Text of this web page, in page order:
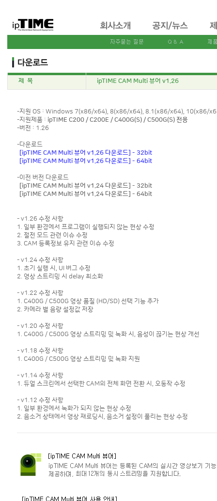
제 목 ipTIME CAM Multi 뷰어 v1.26
-지원 OS : Windows 7(x86/x64), 8(x86/x64), 8.1(x86/x64), 10(x86/
-지원제품 : ipTIME C200 / C200E / C400G(S) / C500G(S) 전용
-버전 : 1.26
-다운로드
[ipTIME CAM Multi 뷰어 v1.26 다운로드] - 32bit
[ipTIME CAM Multi 뷰어 v1.26 다운로드] - 64bit
-이전 버전 다운로드
[ipTIME CAM Multi 뷰어 v1.24 다운로드] - 32bit
[ipTIME CAM Multi 뷰어 v1.24 다운로드] - 64bit
- v1.26 수정 사항
1. 일부 환경에서 프로그램이 실행되지 않는 현상 수정
2. 절전 모드 관련 이슈 수정
3. CAM 등록정보 유지 관련 이슈 수정
- v1.24 수정 사항
1. 초기 실행 시, UI 버그 수정
2. 영상 스트리밍 시 delay 최소화
- v1.22 수정 사항
1. C400G / C500G 영상 품질 (HD/SD) 선택 기능 추가
2. 카메라 별 음량 설정값 저장
- v1.20 수정 사항
1. C400G / C500G 영상 스트리밍 및 녹화 시, 음성이 끊기는 현상 개선
- v1.18 수정 사항
1. C400G / C500G 영상 스트리밍 및 녹화 지원
- v1.14 수정 사항
1. 듀얼 스크린에서 선택한 CAM의 전체 화면 전환 시, 오동작 수정
- v1.12 수정 사항
1. 일부 환경에서 녹화가 되지 않는 현상 수정
2. 음소거 상태에서 영상 재로딩시, 음소거 설정이 풀리는 현상 수정